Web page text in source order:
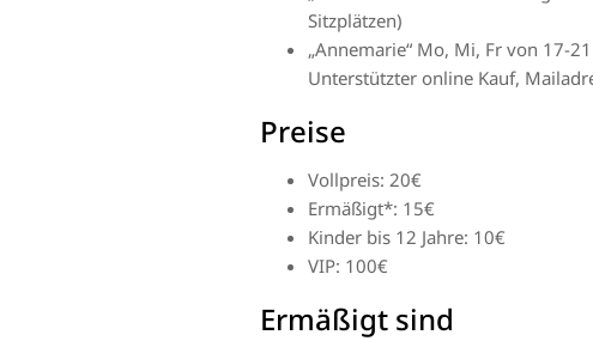
Sitzplätzen)
„Annemarie“ Mo, Mi, Fr von 17-
Unterstützter online Kauf,
Preise
Vollpreis: 20€
Ermäßigt*: 15€
Kinder bis 12 Jahre: 10€
VIP: 100€
Ermäßigt sind